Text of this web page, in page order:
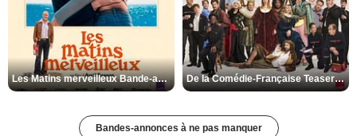
Les Matins merveilleux Bande-annonce VF De la Comédie-Française Teaser VF
Bandes-annonces à ne pas manquer